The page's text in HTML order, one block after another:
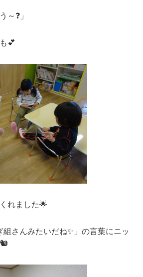
～❓」
💕
れました🌟
組さんみたいだね✨」の言葉にニッ
🐿